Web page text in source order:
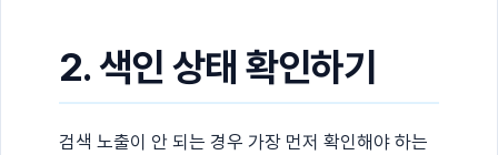
2. 색인 상태 확인하기
검색 노출이 안 되는 경우 가장 먼저 확인해야 하는